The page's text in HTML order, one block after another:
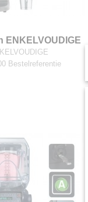
ENKELVOUDIGE
Bestelreferentie